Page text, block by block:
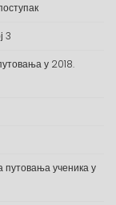
3
у 2018.
путовања ученика у